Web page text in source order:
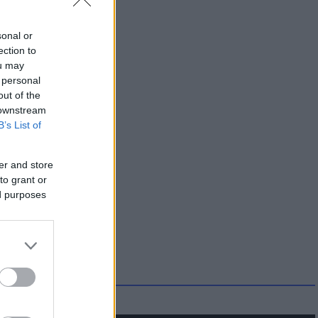
or
to
may
of the
List of
and store
grant or
purposes